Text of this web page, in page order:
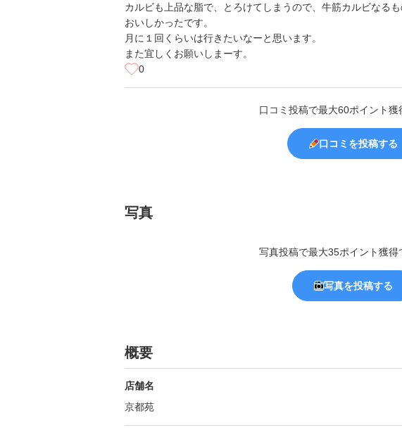
カルビも上品な脂で、とろけてしまうので、牛筋カルビなる
おいしかったです。
月に１回くらいは行きたいなーと思います。
また宜しくお願いしまーす。
0
口コミ投稿で最大60ポイント獲
口コミを投稿する
写真
写真投稿で最大35ポイント獲得
写真を投稿する
概要
店舗名
京都苑